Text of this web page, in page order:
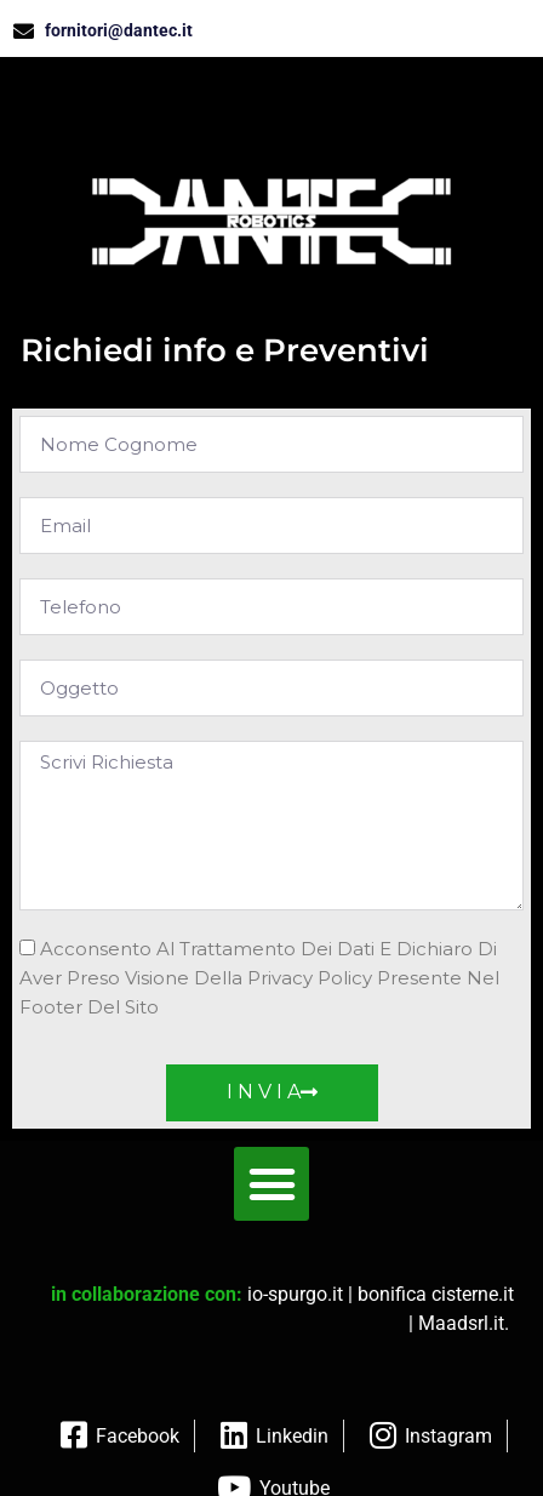
fornitori@dantec.it
Richiedi info e Preventivi
Acconsento Al Trattamento Dei Dati E Dichiaro Di
Aver Preso Visione Della Privacy Policy Presente Nel
Footer Del Sito
I N V I A
in collaborazione con: io-spurgo.it | bonifica cisterne.it
| Maadsrl.it.
Facebook Linkedin Instagram
Youtube